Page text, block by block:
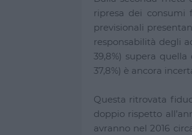
ripresa dei consumi
previsionali
responsabilità degli
39,8%) supera
37,8%) è ancora
Questa ritrovata
doppio rispetto
avranno nel 2016